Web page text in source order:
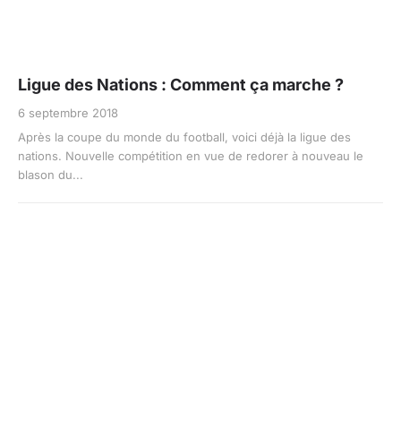
Ligue des Nations : Comment ça marche ?
6 septembre 2018
Après la coupe du monde du football, voici déjà la ligue des
nations. Nouvelle compétition en vue de redorer à nouveau le
blason du...